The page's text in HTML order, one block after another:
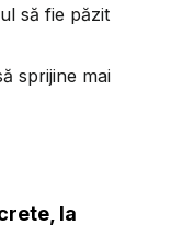
să fie păzit
sprijine mai
la